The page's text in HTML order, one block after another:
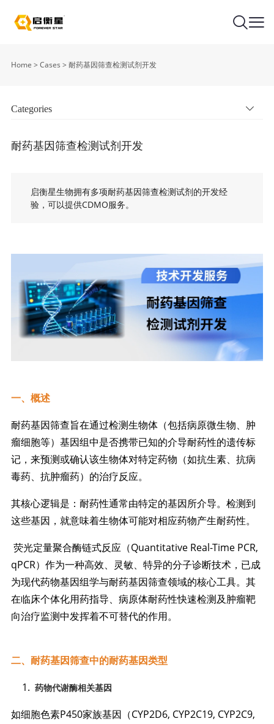
Home > Cases > 耐药基因筛查检测试剂开发
Categories
耐药基因筛查检测试剂开发
启衡星生物拥有多项耐药基因筛查检测试剂的开发经
验，可以提供CDMO服务。
一、概述
耐药基因筛查旨在通过检测生物体（包括病原微生物、肿
瘤细胞等）基因组中是否携带已知的介导耐药性的遗传标
记，来预测或确认该生物体对特定药物（如抗生素、抗病
毒药、抗肿瘤药）的治疗反应。
其核心逻辑是：耐药性通常由特定的基因所介导。检测到
这些基因，就意味着生物体可能对相应药物产生耐药性。
荧光定量聚合酶链式反应（Quantitative Real-Time PCR,
qPCR）作为一种高效、灵敏、特异的分子诊断技术，已成
为现代药物基因组学与耐药基因筛查领域的核心工具。其
在临床个体化用药指导、病原体耐药性快速检测及肿瘤靶
向治疗监测中发挥着不可替代的作用。
二、耐药基因筛查中的耐药基因类型
药物代谢酶相关基因
如细胞色素P450家族基因（CYP2D6, CYP2C19, CYP2C9,